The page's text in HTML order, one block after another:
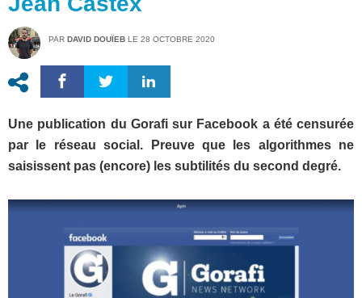
PAR DAVID DOUÏEB LE 28 OCTOBRE 2020
Une publication du Gorafi sur Facebook a été censurée
par le réseau social. Preuve que les algorithmes ne
saisissent pas (encore) les subtilités du second degré.